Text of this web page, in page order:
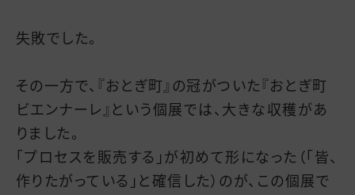
失敗でした。
その一方で、『おとぎ町』の冠がついた『おとぎ町
ビエンナーレ』という個展では、大きな収穫があ
りました。
「プロセスを販売する」が初めて形になった（「皆、
作りたがっている」と確信した）のが、この個展で